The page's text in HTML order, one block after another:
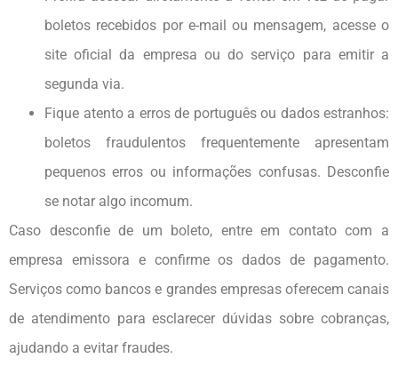
boletos recebidos por e-mail ou mensagem, acesse o
site oficial da empresa ou do serviço para emitir a
segunda via.
Fique atento a erros de português ou dados estranhos:
boletos fraudulentos frequentemente apresentam
pequenos erros ou informações confusas. Desconfie
se notar algo incomum.
Caso desconfie de um boleto, entre em contato com a
empresa emissora e confirme os dados de pagamento.
Serviços como bancos e grandes empresas oferecem canais
de atendimento para esclarecer dúvidas sobre cobranças,
ajudando a evitar fraudes.